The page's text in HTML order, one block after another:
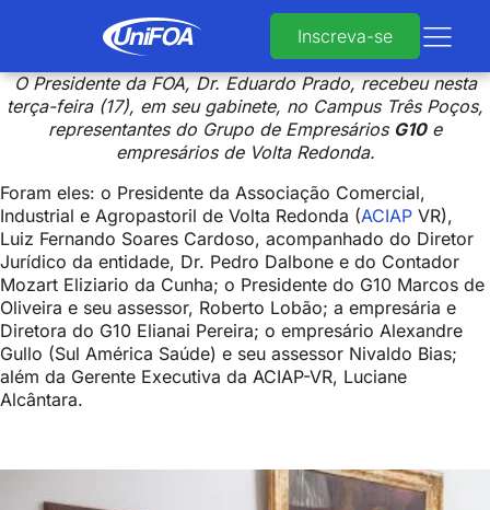
Inscreva-se
O Presidente da FOA, Dr. Eduardo Prado, recebeu nesta
terça-feira (17), em seu gabinete, no Campus Três Poços,
representantes do Grupo de Empresários G10e
empresários de Volta Redonda.
Foram eles: o Presidente da Associação Comercial,
Industrial e Agropastoril de Volta Redonda (ACIAP VR),
Luiz Fernando Soares Cardoso, acompanhado do Diretor
Jurídico da entidade, Dr. Pedro Dalbone e do Contador
Mozart Eliziario da Cunha; o Presidente do G10 Marcos de
Oliveira e seu assessor, Roberto Lobão; a empresária e
Diretora do G10 Elianai Pereira; o empresário Alexandre
Gullo (Sul América Saúde) e seu assessor Nivaldo Bias;
além da Gerente Executiva da ACIAP-VR, Luciane
Alcântara.